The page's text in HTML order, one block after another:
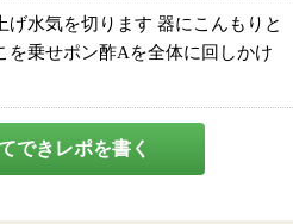
げ水気を切ります 器にこんもりと
を乗せポン酢Aを全体に回しかけ
できレポを書く